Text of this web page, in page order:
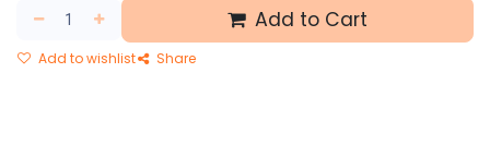
Add to Cart
Add to wishlist Share